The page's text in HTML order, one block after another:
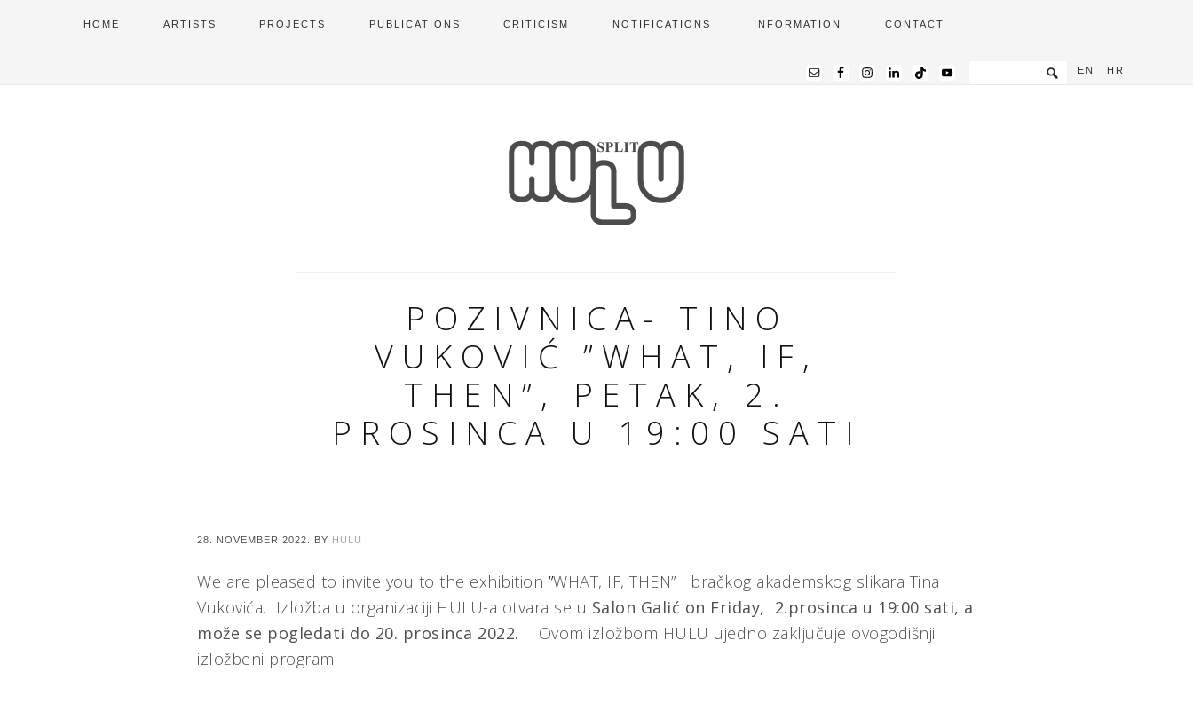
HOME ARTISTS PROJECTS PUBLICATIONS CRITICISM NOTIFICATIONS INFORMATION CONTACT
EN HR
POZIVNICA- TINO
VUKOVIĆ ”WHAT, IF,
THEN”, PETAK, 2.
PROSINCA U 19:00 SATI
28. NOVEMBER 2022. BY HULU
We are pleased to invite you to the exhibition ”WHAT, IF, THEN” bračkog akademskog slikara Tina
Vukovića. Izložba u organizaciji HULU-a otvara se u Salon Galić on Friday, 2.prosinca u 19:00 sati, a
može se pogledati do 20. prosinca 2022.
Ovom izložbom HULU ujedno zaključuje ovogodišnji
izložbeni program.